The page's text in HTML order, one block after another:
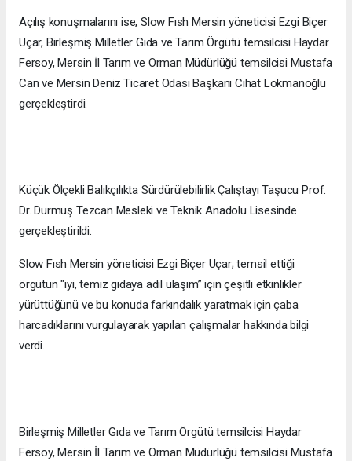
Açılış konuşmalarını ise, Slow Fısh Mersin yöneticisi Ezgi Biçer
Uçar, Birleşmiş Milletler Gıda ve Tarım Örgütü temsilcisi Haydar
Fersoy, Mersin İl Tarım ve Orman Müdürlüğü temsilcisi Mustafa
Can ve Mersin Deniz Ticaret Odası Başkanı Cihat Lokmanoğlu
gerçekleştirdi.
Küçük Ölçekli Balıkçılıkta Sürdürülebilirlik Çalıştayı Taşucu Prof.
Dr. Durmuş Tezcan Mesleki ve Teknik Anadolu Lisesinde
gerçekleştirildi.
Slow Fısh Mersin yöneticisi Ezgi Biçer Uçar; temsil ettiği
örgütün "iyi, temiz gıdaya adil ulaşım” için çeşitli etkinlikler
yürüttüğünü ve bu konuda farkındalık yaratmak için çaba
harcadıklarını vurgulayarak yapılan çalışmalar hakkında bilgi
verdi.
Birleşmiş Milletler Gıda ve Tarım Örgütü temsilcisi Haydar
Fersoy, Mersin İl Tarım ve Orman Müdürlüğü temsilcisi Mustafa